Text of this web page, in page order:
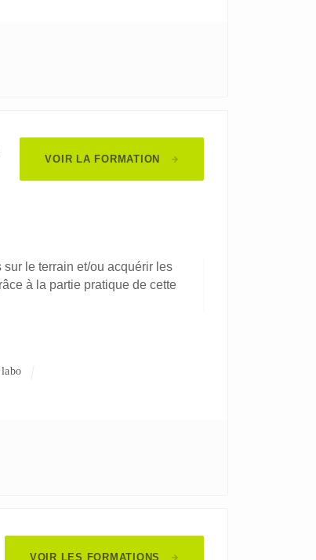
VOIR LA FORMATION
le terrain et/ou acquérir les
à la partie pratique de cette
labo
VOIR LES FORMATIONS